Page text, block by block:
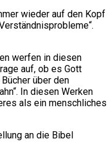
wieder auf den Kopf
werfen in diesen
auf, ob es Gott
über den
In diesen Werken
als ein menschliches
an die Bibel